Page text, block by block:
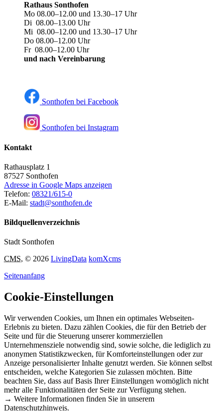
Rathaus Sonthofen
Mo 08.00–12.00 und 13.30–17 Uhr
Di 08.00–13.00 Uhr
Mi 08.00–12.00 und 13.30–17 Uhr
Do 08.00–12.00 Uhr
Fr 08.00–12.00 Uhr
und nach Vereinbarung
Sonthofen bei Facebook
Sonthofen bei Instagram
Kontakt
Rathausplatz 1
87527 Sonthofen
Adresse in Google Maps anzeigen
Telefon: 08321/615-0
E-Mail: stadt@sonthofen.de
Bildquellenverzeichnis
Stadt Sonthofen
CMS, © 2026 LivingData komXcms
Seitenanfang
Cookie-Einstellungen
Wir verwenden Cookies, um Ihnen ein optimales Webseiten-
Erlebnis zu bieten. Dazu zählen Cookies, die für den Betrieb der
Seite und für die Steuerung unserer kommerziellen
Unternehmensziele notwendig sind, sowie solche, die lediglich zu
anonymen Statistikzwecken, für Komforteinstellungen oder zur
Anzeige personalisierter Inhalte genutzt werden. Sie können selbst
entscheiden, welche Kategorien Sie zulassen möchten. Bitte
beachten Sie, dass auf Basis Ihrer Einstellungen womöglich nicht
mehr alle Funktionalitäten der Seite zur Verfügung stehen.
→ Weitere Informationen finden Sie in unserem
Datenschutzhinweis.